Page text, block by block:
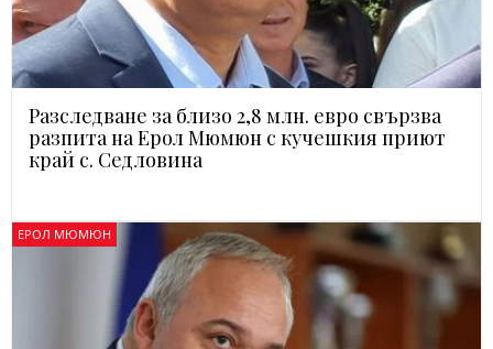
Разследване за близо 2,8 млн. евро свързва
разпита на Ерол Мюмюн с кучешкия приют
край с. Седловина
ЕРОЛ МЮМЮН